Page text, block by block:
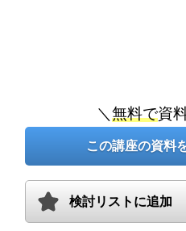
＼ 無料で資
この講座の資料
検討リストに追加